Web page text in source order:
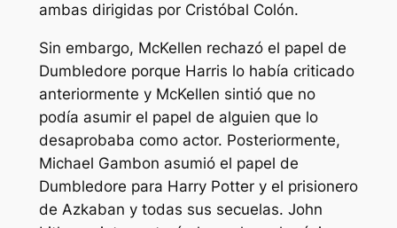
ambas dirigidas por Cristóbal Colón.
Sin embargo, McKellen rechazó el papel de
Dumbledore porque Harris lo había criticado
anteriormente y McKellen sintió que no
podía asumir el papel de alguien que lo
desaprobaba como actor. Posteriormente,
Michael Gambon asumió el papel de
Dumbledore para Harry Potter y el prisionero
de Azkaban y todas sus secuelas. John